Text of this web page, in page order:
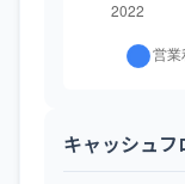
キャッシュフ